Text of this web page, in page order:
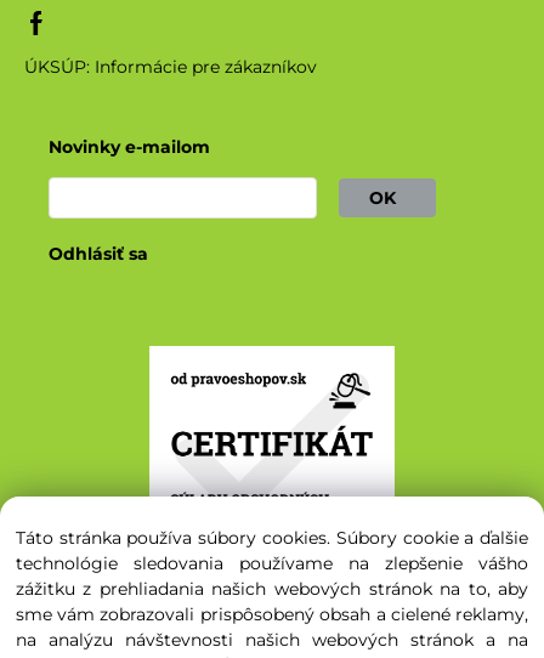
ÚKSÚP: Informácie pre zákazníkov
Novinky e-mailom
OK
Odhlásiť sa
Táto stránka používa súbory cookies. Súbory cookie a ďalšie
technológie sledovania používame na zlepšenie vášho
zážitku z prehliadania našich webových stránok na to, aby
sme vám zobrazovali prispôsobený obsah a cielené reklamy,
na analýzu návštevnosti našich webových stránok a na